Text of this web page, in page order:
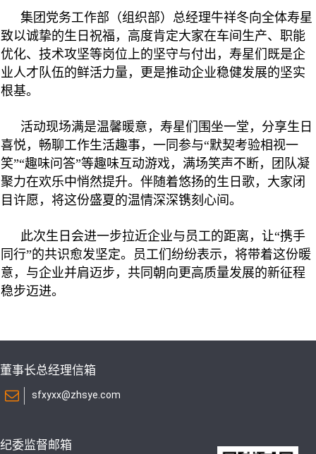
集团党务工作部（组织部）总经理牛祥冬向全体寿星
致以诚挚的生日祝福，高度肯定大家在车间生产、职能
优化、技术攻坚等岗位上的坚守与付出，寿星们既是企
业人才队伍的鲜活力量，更是推动企业稳健发展的坚实
根基。
活动现场满是温馨暖意，寿星们围坐一堂，分享生日
喜悦，畅聊工作生活趣事，一同参与“默契考验相视一
笑”“趣味问答”等趣味互动游戏，满场笑声不断，团队凝
聚力在欢乐中悄然提升。伴随着悠扬的生日歌，大家闭
目许愿，将这份盛夏的温情深深镌刻心间。
此次生日会进一步拉近企业与员工的距离，让“携手
同行”的共识愈发坚定。员工们纷纷表示，将带着这份暖
意，与企业并肩迈步，共同朝向更高质量发展的新征程
稳步迈进。
董事长总经理信箱
sfxyxx@zhsye.com
纪委监督邮箱